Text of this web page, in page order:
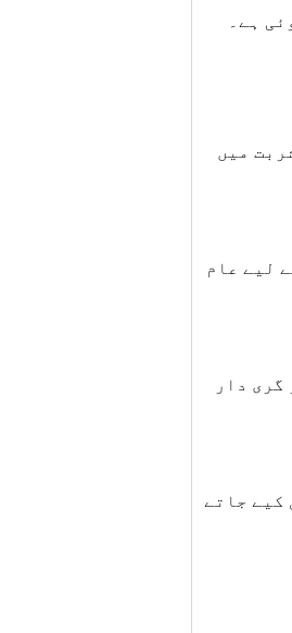
ہے۔
میں
لیے عام
گری دار
کیے جاتے